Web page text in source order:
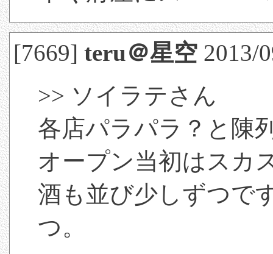
[7669]teru＠星空 2013/
>> ソイラテさん
各店パラパラ？と陳
オープン当初はスカ
酒も並び少しずつで
つ。